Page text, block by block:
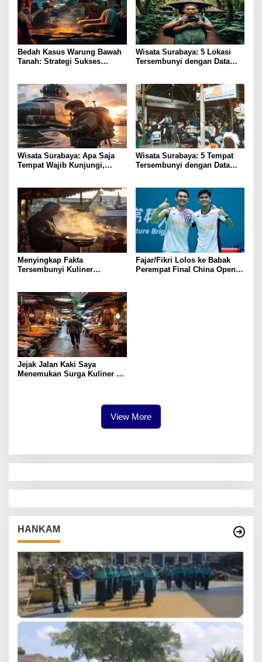
Bedah Kasus Warung Bawah
Tanah: Strategi Sukses
Wisata Surabaya: 5 Lokasi
Tersembunyi dengan Data
Wisata Surabaya: Apa Saja
Tempat Wajib Kunjungi,
Wisata Surabaya: 5 Tempat
Tersembunyi dengan Data
Menyingkap Fakta
Tersembunyi Kuliner
Fajar/Fikri Lolos ke Babak
Perempat Final China Open
Jejak Jalan Kaki Saya
Menemukan Surga Kuliner di
View More
HANKAM